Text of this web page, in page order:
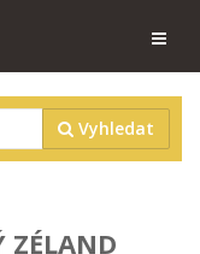
Vyhledat
ZÉLAND